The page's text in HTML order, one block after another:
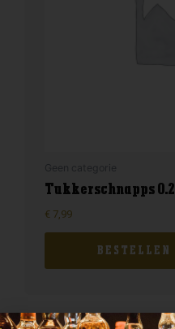
Tukkerschnapps 0.2
€ 7,99
BESTELLEN